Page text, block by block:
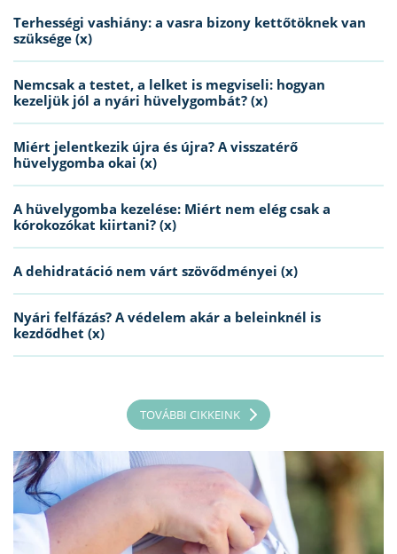
Terhességi vashiány: a vasra bizony kettőtöknek van
szüksége (x)
Nemcsak a testet, a lelket is megviseli: hogyan
kezeljük jól a nyári hüvelygombát? (x)
Miért jelentkezik újra és újra? A visszatérő
hüvelygomba okai (x)
A hüvelygomba kezelése: Miért nem elég csak a
kórokozókat kiirtani? (x)
A dehidratáció nem várt szövődményei (x)
Nyári felfázás? A védelem akár a beleinknél is
kezdődhet (x)
TOVÁBBI CIKKEINK